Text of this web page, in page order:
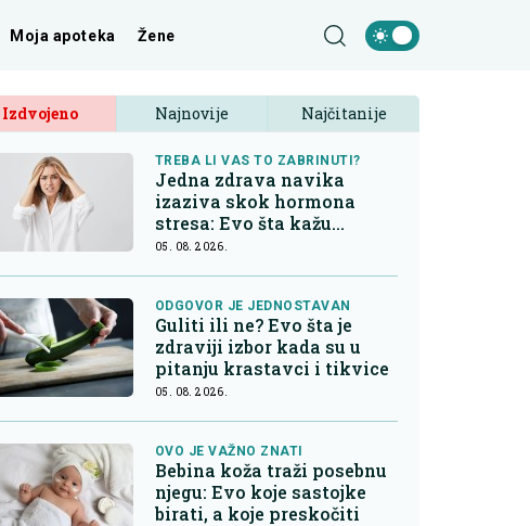
Moja apoteka Žene
Izdvojeno Najnovije Najčitanije
TREBA LI VAS TO ZABRINUTI?
Jedna zdrava navika
izaziva skok hormona
stresa: Evo šta kažu
endokrinolozi
05. 08. 2026.
ODGOVOR JE JEDNOSTAVAN
Guliti ili ne? Evo šta je
zdraviji izbor kada su u
pitanju krastavci i tikvice
05. 08. 2026.
OVO JE VAŽNO ZNATI
Bebina koža traži posebnu
njegu: Evo koje sastojke
birati, a koje preskočiti